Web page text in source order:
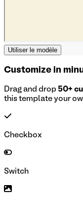
Utiliser le modèle
Customize in
Drag and drop 50+
this template your
Checkbox
Switch